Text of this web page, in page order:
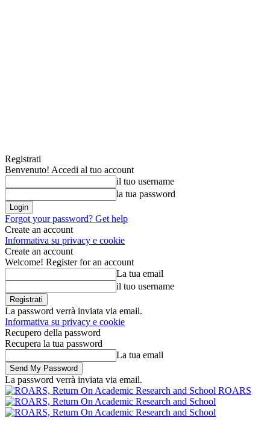
Registrati
Benvenuto! Accedi al tuo account
il tuo username
la tua password
Forgot your password? Get help
Create an account
Informativa su privacy e cookie
Create an account
Welcome! Register for an account
La tua email
il tuo username
La password verrà inviata via email.
Informativa su privacy e cookie
Recupero della password
Recupera la tua password
La tua email
La password verrà inviata via email.
ROARS